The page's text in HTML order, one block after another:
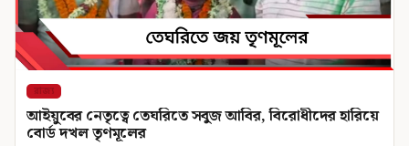
রাজ্য
আইয়ুবের নেতৃত্বে তেঘরিতে সবুজ আবির, বিরোধীদের হারিয়ে
বোর্ড দখল তৃণমূলের